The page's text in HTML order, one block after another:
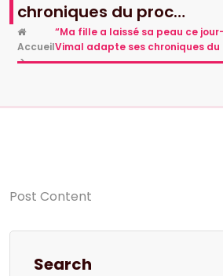
chroniques du proc…
Accueil
>
“Ma fille a laissé sa peau ce
Vimal adapte ses chroniques
Post Content
Search